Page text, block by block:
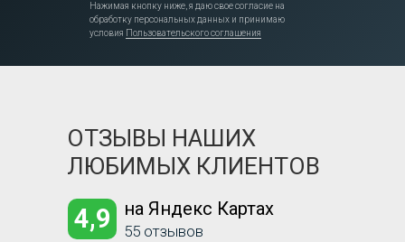
Нажимая кнопку ниже, я даю свое согласие на
обработку персональных данных и принимаю
условия Пользовательского соглашения
55 отзывов
на Яндекс Картах
4,9
ОТЗЫВЫ НАШИХ
ЛЮБИМЫХ КЛИЕНТОВ